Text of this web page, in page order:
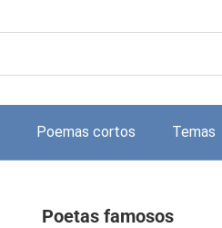
Poemas cortos Temas
Poetas famosos